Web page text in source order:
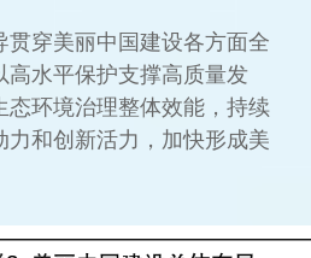
贯穿美丽中国建设各方面全
高水平保护支撑高质量发
态环境治理整体效能，持续
和创新活力，加快形成美